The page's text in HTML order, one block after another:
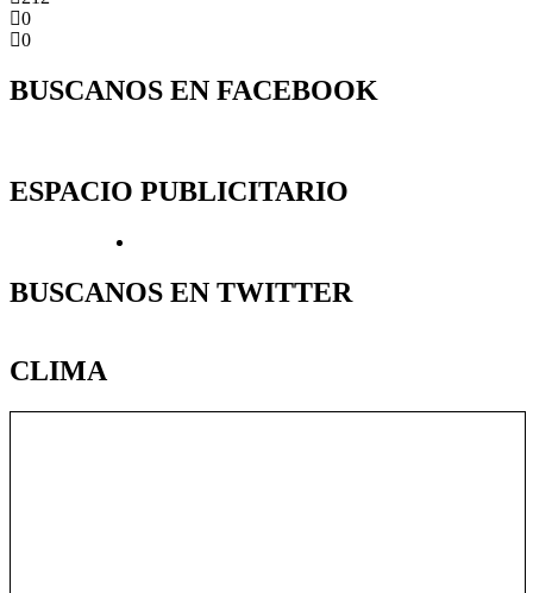
0
0
BUSCANOS EN FACEBOOK
ESPACIO PUBLICITARIO
BUSCANOS EN TWITTER
CLIMA